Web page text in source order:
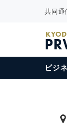
共同通
ビジ